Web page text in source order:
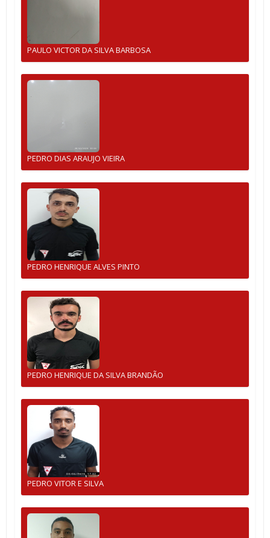
PAULO VICTOR DA SILVA BARBOSA
PEDRO DIAS ARAUJO VIEIRA
PEDRO HENRIQUE ALVES PINTO
PEDRO HENRIQUE DA SILVA BRANDÃO
PEDRO VITOR E SILVA